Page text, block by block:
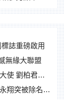
誌重磅啟用
無緣大聯盟
人生國際發光
名 將另提他人